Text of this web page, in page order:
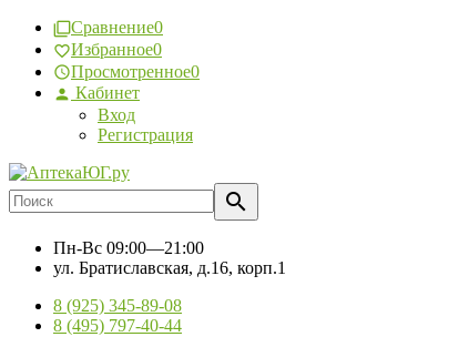
Сравнение0
Избранное0
Просмотренное0
Кабинет
Вход
Регистрация
Пн-Вс 09:00—21:00
ул. Братиславская, д.16, корп.1
8 (925) 345-89-08
8 (495) 797-40-44